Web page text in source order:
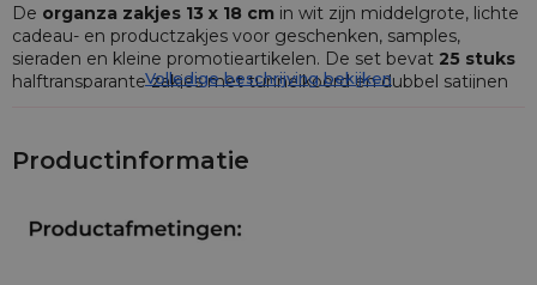
De organza zakjes 13 x 18 cm in wit zijn middelgrote, lichte
cadeau- en productzakjes voor geschenken, samples,
sieraden en kleine promotieartikelen. De set bevat 25 stuks
halftransparante zakjes met tunnelkoord en dubbel satijnen
op zoek zijn naar een elegante en lichte verpakking.
De zakjes zijn vervaardigd uit
Volledige beschrijving bekijken
Productinformatie